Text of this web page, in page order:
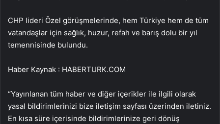
CHP lideri Özel görüşmelerinde, hem Türkiye hem de tüm
vatandaşlar için sağlık, huzur, refah ve barış dolu bir yıl
temennisinde bulundu.
Haber Kaynak : HABERTURK.COM
“Yayınlanan tüm haber ve diğer içerikler ile ilgili olarak
yasal bildirimlerinizi bize iletişim sayfası üzerinden iletiniz.
En kısa süre içerisinde bildirimlerinize geri dönüş